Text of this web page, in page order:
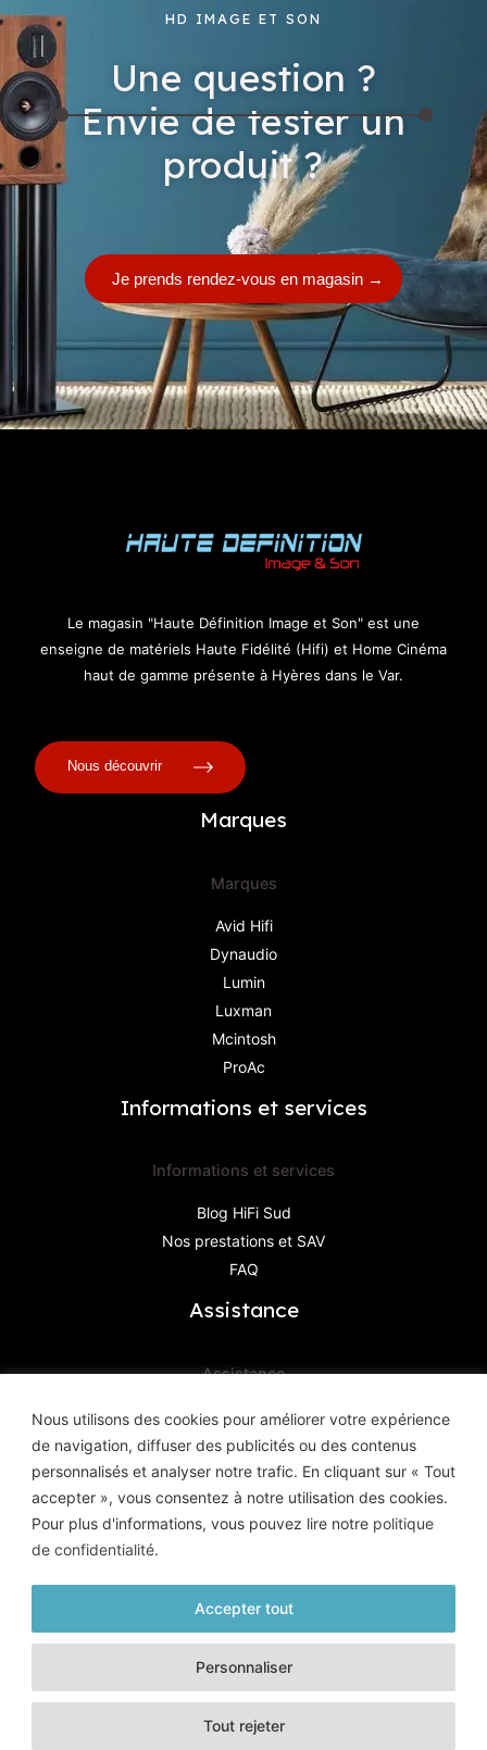
Nous utilisons des cookies pour améliorer votre expérience
de navigation, diffuser des publicités ou des contenus
personnalisés et analyser notre trafic. En cliquant sur « Tout
accepter », vous consentez à notre utilisation des cookies.
Pour plus d'informations, vous pouvez lire notre politique
de confidentialité.
Personnaliser
Tout rejeter
Accepter tout
Matériels de démonstration et d'occasion
Filtrer par tarif
Prix : 2 900€—
HD IMAGE ET SON
Une question ?
Envie de tester un
produit ?
Je prends rendez-vous en magasin →
Le magasin "Haute Définition Image et Son" est une
enseigne de matériels Haute Fidélité (Hifi) et Home Cinéma
haut de gamme présente à Hyères dans le Var.
Nous découvrir
Marques
Marques
Avid Hifi
Dynaudio
Lumin
Luxman
Mcintosh
ProAc
Informations et services
Informations et services
Blog HiFi Sud
Nos prestations et SAV
FAQ
Assistance
Assistance
Contactez-Nous
Haute Définition Image & Son
8, Avenue Geoffroy Saint-Hilaire
© HD Image et Son - 2026 |Mentions légales|Politique de
confidentialité| Tous droits réservés
Un site conçu et réalisé par l'